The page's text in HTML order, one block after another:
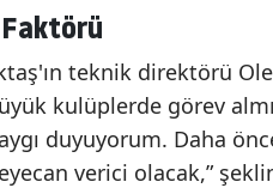
teknik direktörü
kulüplerde görev
duyuyorum. Daha
verici olacak,”